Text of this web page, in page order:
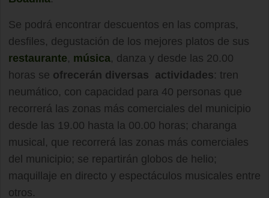
Se podrá encontrar descuentos en las compras,
desfiles, degustación de los mejores platos de sus
restaurante, música, danza y desde las 20.00
horas se ofrecerán diversas actividades: tren
neumático, con capacidad para 40 personas que
recorrerá las zonas más comerciales del municipio
desde las 19.00 hasta la 00.00 horas; charanga
musical, que recorrerá las zonas más comerciales
del municipio; se repartirán globos de helio;
maquillaje en directo y espectáculos musicales entre
otros.